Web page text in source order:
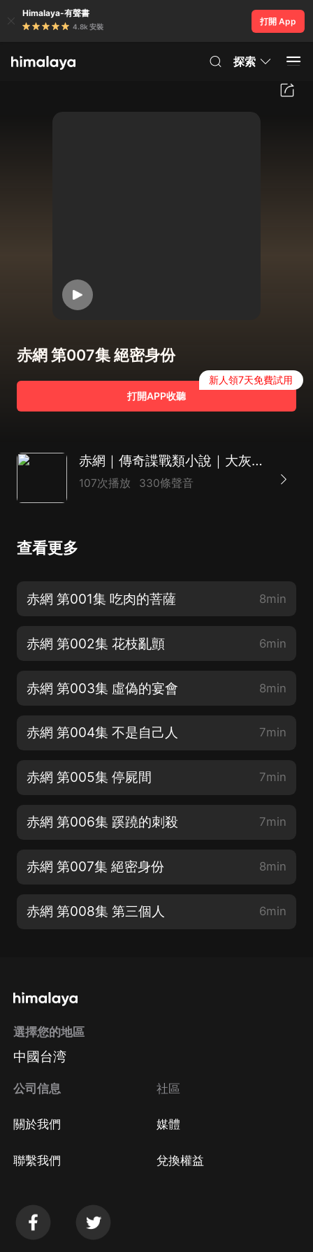
Himalaya-有聲書
4.8k 安裝
打開 App
探索
赤網 第007集 絕密身份
打開APP收聽
新人領7天免費試用
赤網｜傳奇諜戰類小說｜大灰狼演播
107次播放 330條聲音
查看更多
赤網 第001集 吃肉的菩薩 8min
赤網 第002集 花枝亂顫 6min
赤網 第003集 虛偽的宴會 8min
赤網 第004集 不是自己人 7min
赤網 第005集 停屍間 7min
赤網 第006集 蹊蹺的刺殺 7min
赤網 第007集 絕密身份 8min
赤網 第008集 第三個人 6min
選擇您的地區
中國台湾
公司信息
關於我們
聯繫我們
社區
媒體
兌換權益